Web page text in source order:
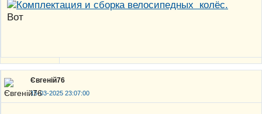
Вот
Євгеній76
15-03-2025 23:07:00